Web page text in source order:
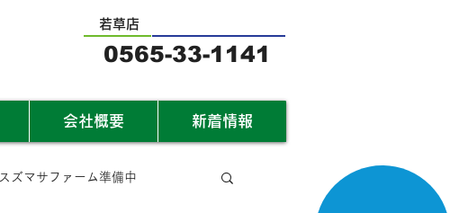
若草店
0565-33-1141
会社概要 新着情報
スズマサファーム準備中